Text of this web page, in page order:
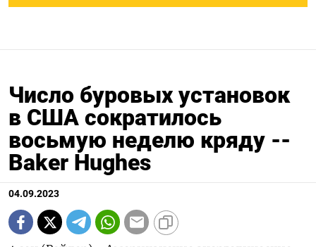
Число буровых установок
в США сократилось
восьмую неделю кряду --
Baker Hughes
04.09.2023